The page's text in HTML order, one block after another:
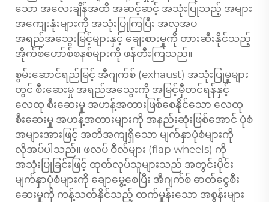
သော အလေးချိန်အထိ အဆင့်ဆင့် အသုံးပြုသည့် အများ
အကျေးနုံးများကို အသုံးပြုကြပြီး အလှအပ
အရည်အသွေးမြင့်များနှင့် ချေးစားမှုကို တားဆီးနိုင်သည့်
အိုက်စ်ဟော်စ်စနစ်များကို ဖန်တီးကြသည်။
စွမ်းဆောင်ရည်မြင့် အီဂျက်စ် (exhaust) အသုံးပြုမှုများ
တွင် စီးဆေးမှု အရည်အသွေးကို အမြင့်မှီတင်ရန်နှင့်
လေထု စီးဆေးမှု အဟန့်အတားဖြစ်စေနိုင်သော လေထု
စီးဆေးမှု အဟန့်အတားများကို အနည်းဆုံးဖြစ်အောင် ပုံစံ
အများအားဖြင့် အတိအကျရှိသော မျက်နှာပုံစံများကို
လိုအပ်ပါသည်။ ဖလပ် ဝီလ်များ (flap wheels) ကို
အသုံးပြုခြင်းဖြင့် ထုတ်လုပ်သူများသည် အတွင်းပိုင်း
မျက်နှာပုံစံများကို ချောမွေ့စေပြီး အီဂျက်စ် ဓာတ်ငွေစီး
ဆေးမှုကို ကန့်သတ်နိုင်သည့် ထက်မှုန်းသော အစွန်းများ